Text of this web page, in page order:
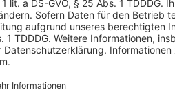
229,95 €
Pro Stück
inkl. MwSt.